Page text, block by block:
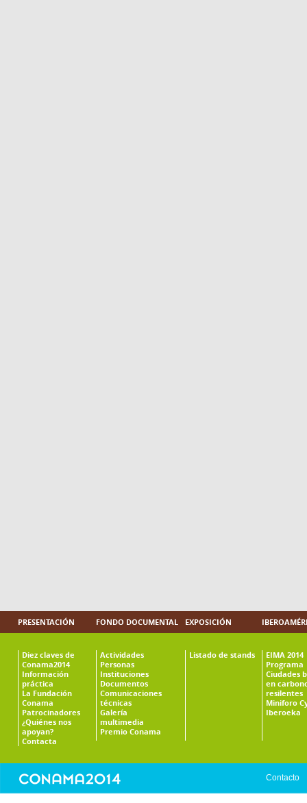
PRESENTACIÓN
Diez claves de
Conama2014
Información
práctica
La Fundación
Conama
Patrocinadores
¿Quiénes nos
apoyan?
Contacta
FONDO DOCUMENTAL
Actividades
Personas
Instituciones
Documentos
Comunicaciones
técnicas
Galería
multimedia
Premio Conama
EXPOSICIÓN
Listado de stands
EIMA 2014
Programa
Ciudades
en
resilentes
Miniforo
Iberoeka
Contacto